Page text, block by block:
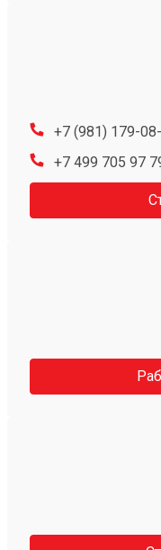
+7 (981) 179-
+7 499 705 97